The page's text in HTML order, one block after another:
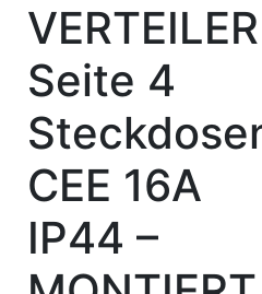
Seite 4
CEE 16A
IP44 –